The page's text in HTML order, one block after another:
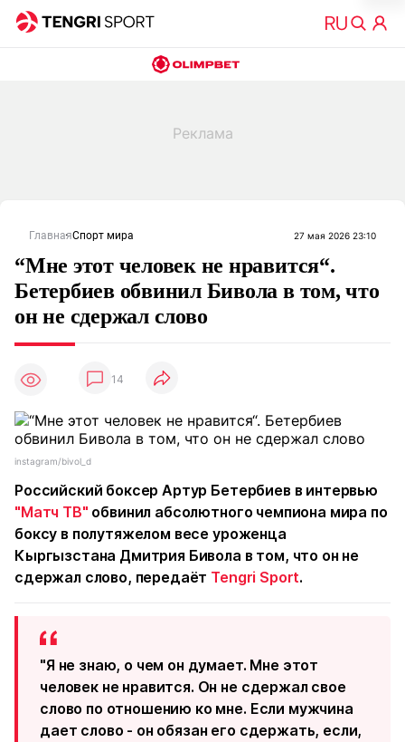
ГлавнаяСпорт мира 27 мая 2026 23:10
“Мне этот человек не нравится“.
Бетербиев обвинил Бивола в том, что
он не сдержал слово
14
instagram/bivol_d
Российский боксер Артур Бетербиев в интервью
"Матч ТВ" обвинил абсолютного чемпиона мира по
боксу в полутяжелом весе уроженца
Кыргызстана Дмитрия Бивола в том, что он не
сдержал слово, передаёт Tengri Sport.
"Я не знаю, о чем он думает. Мне этот
человек не нравится. Он не сдержал свое
слово по отношению ко мне. Если мужчина
дает слово - он обязан его сдержать, если,